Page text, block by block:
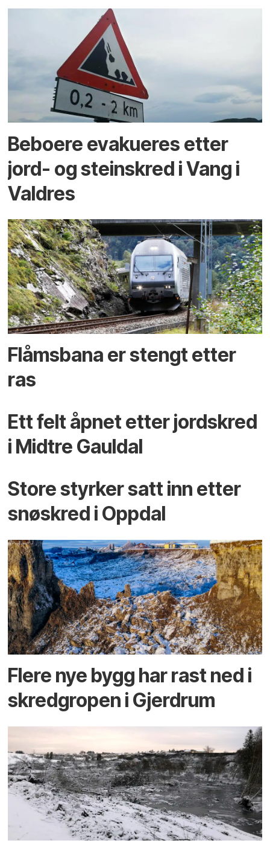
Beboere evakueres etter
jord- og steinskred i Vang i
Valdres
Flåmsbana er stengt etter
ras
Ett felt åpnet etter jordskred
i Midtre Gauldal
Store styrker satt inn etter
snøskred i Oppdal
Flere nye bygg har rast ned i
skredgropen i Gjerdrum